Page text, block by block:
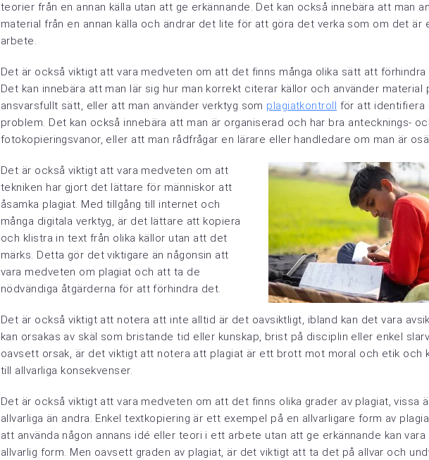
teorier från en annan källa utan att ge erkännande. Det kan också innebära att man
material från en annan källa och ändrar det lite för att göra det verka som om det är
arbete.
Det är också viktigt att vara medveten om att det finns många olika sätt att förhindra
Det kan innebära att man lär sig hur man korrekt citerar källor och använder material
ansvarsfullt sätt, eller att man använder verktyg som plagiatkontroll för att identifiera
problem. Det kan också innebära att man är organiserad och har bra antecknings-
fotokopieringsvanor, eller att man rådfrågar en lärare eller handledare om man är
Det är också viktigt att vara medveten om att
tekniken har gjort det lättare för människor att
åsamka plagiat. Med tillgång till internet och
många digitala verktyg, är det lättare att kopiera
och klistra in text från olika källor utan att det
märks. Detta gör det viktigare än någonsin att
vara medveten om plagiat och att ta de
nödvändiga åtgärderna för att förhindra det.
Det är också viktigt att notera att inte alltid är det oavsiktligt, ibland kan det vara
kan orsakas av skäl som bristande tid eller kunskap, brist på disciplin eller enkel
oavsett orsak, är det viktigt att notera att plagiat är ett brott mot moral och etik och
till allvarliga konsekvenser.
Det är också viktigt att vara medveten om att det finns olika grader av plagiat, vissa
allvarliga än andra. Enkel textkopiering är ett exempel på en allvarligare form av
att använda någon annans idé eller teori i ett arbete utan att ge erkännande kan vara
allvarlig form. Men oavsett graden av plagiat, är det viktigt att ta det på allvar och